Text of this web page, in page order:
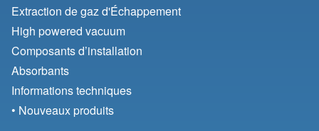
Extraction de gaz d'Échappement
High powered vacuum
Composants d’installation
Absorbants
Informations techniques
• Nouveaux produits